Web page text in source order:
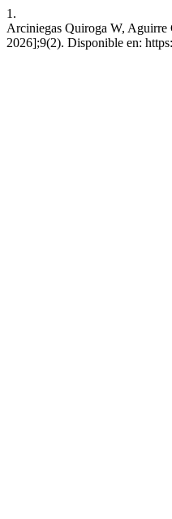
1.
Arciniegas Quiroga W, Aguirre
2026];9(2). Disponible en: